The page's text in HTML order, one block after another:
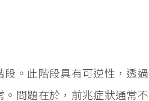
。此階段具有可逆性，透過
問題在於，前兆症狀通常不